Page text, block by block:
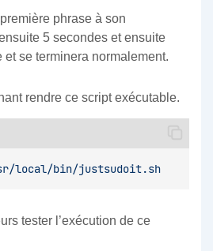
phrase à son
5 secondes et ensuite
se terminera normalement.
rendre ce script exécutable.
local/bin/justsudoit.sh
tester l’exécution de ce